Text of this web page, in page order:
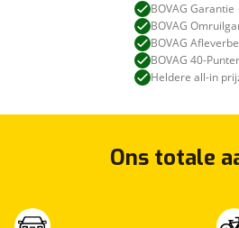
BOVAG Garantie
BOVAG
BOVAG
BOVAG 40-
Heldere all-in
Ons totale